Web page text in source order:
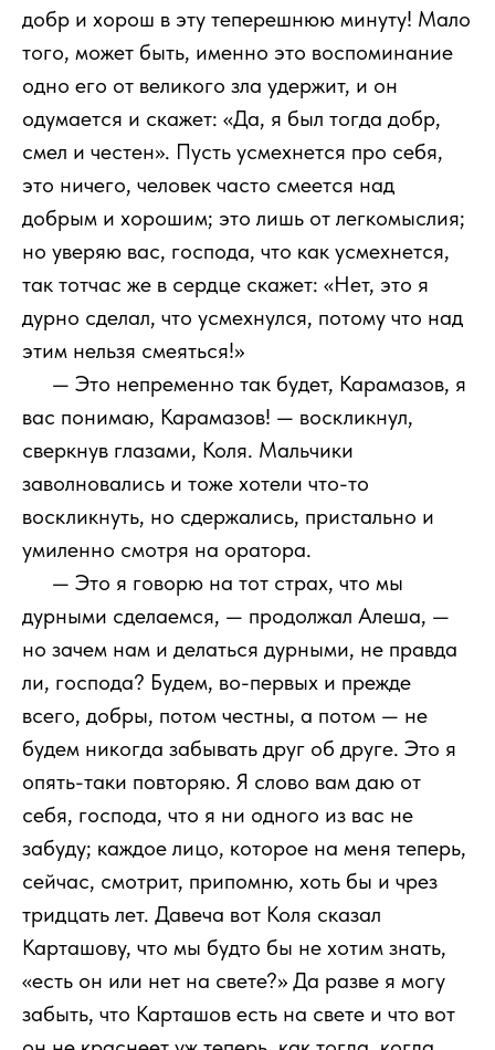
добр и хорош в эту теперешнюю минуту! Мало
того, может быть, именно это воспоминание
одно его от великого зла удержит, и он
одумается и скажет: «Да, я был тогда добр,
смел и честен». Пусть усмехнется про себя,
это ничего, человек часто смеется над
добрым и хорошим; это лишь от легкомыслия;
но уверяю вас, господа, что как усмехнется,
так тотчас же в сердце скажет: «Нет, это я
дурно сделал, что усмехнулся, потому что над
этим нельзя смеяться!»
— Это непременно так будет, Карамазов, я
вас понимаю, Карамазов! — воскликнул,
сверкнув глазами, Коля. Мальчики
заволновались и тоже хотели что-то
воскликнуть, но сдержались, пристально и
умиленно смотря на оратора.
— Это я говорю на тот страх, что мы
дурными сделаемся, — продолжал Алеша, —
но зачем нам и делаться дурными, не правда
ли, господа? Будем, во-первых и прежде
всего, добры, потом честны, а потом — не
будем никогда забывать друг об друге. Это я
опять-таки повторяю. Я слово вам даю от
себя, господа, что я ни одного из вас не
забуду; каждое лицо, которое на меня теперь,
сейчас, смотрит, припомню, хоть бы и чрез
тридцать лет. Давеча вот Коля сказал
Карташову, что мы будто бы не хотим знать,
«есть он или нет на свете?» Да разве я могу
забыть, что Карташов есть на свете и что вот